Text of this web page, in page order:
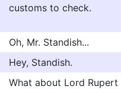
customs to check.
Oh, Mr. Standish...
Hey, Standish.
What about Lord Rupert